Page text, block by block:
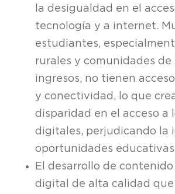
la desigualdad en el
tecnología y a internet.
estudiantes,
rurales y comunidades de
ingresos, no tienen
y conectividad, lo que
disparidad en el acceso a
digitales, perjudicando la
oportunidades
El desarrollo de
digital de alta calidad que